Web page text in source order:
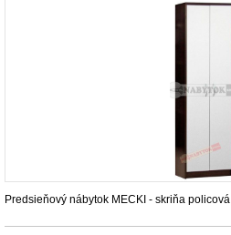
Predsieňový nábytok MECKI - skriňa policová